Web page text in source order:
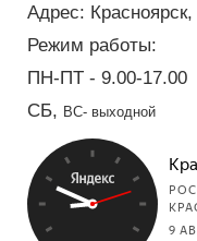
Адрес: Красноярск,
Режим работы:
ПН-ПТ - 9.00-17.00
СБ, ВС- выходной